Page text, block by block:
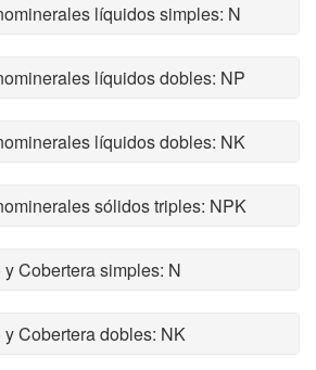
líquidos simples: N
líquidos dobles: NP
líquidos dobles: NK
sólidos triples: NPK
Cobertera simples: N
Cobertera dobles: NK